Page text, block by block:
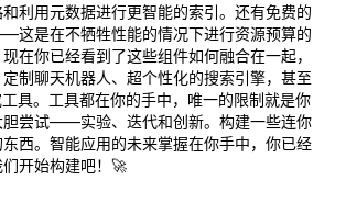
利用元数据进行更智能的索引。还有免费的
这是在不牺牲性能的情况下进行资源预算的
在你已经看到了这些组件如何融合在一起，
制聊天机器人、超个性化的搜索引擎，甚至
具。工具都在你的手中，唯一的限制就是你
胆尝试——实验、迭代和创新。构建一些连你
西。智能应用的未来掌握在你手中，你已经
开始构建吧！🚀